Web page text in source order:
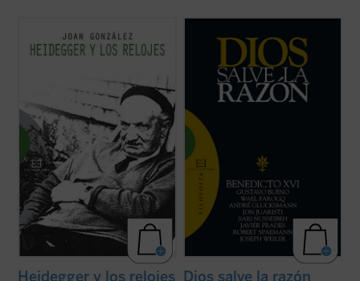
filosofía del siglo XX ha levantado sobre el
tiempo es la famosa tesis de Heidegger
(ver ficha)
Heidegger y los relojes
naturaleza de Dios» (Manuel II Paleólogo)
Diversos intelectuales de primera línea,
provenientes de diferentes países,
tradiciones religiosas y posiciones
culturales, se dan cita en este ... (ver ficha)
Dios salve la razón